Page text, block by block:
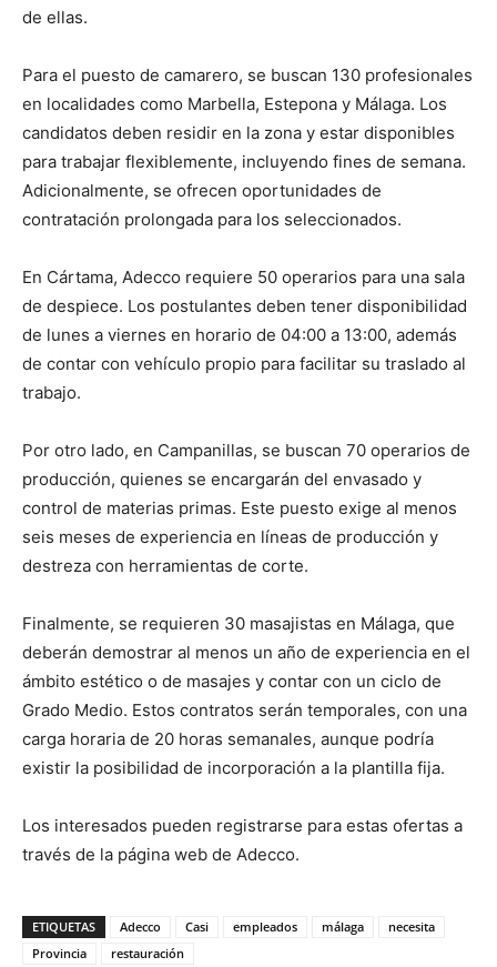
de ellas.
Para el puesto de camarero, se buscan 130 profesionales
en localidades como Marbella, Estepona y Málaga. Los
candidatos deben residir en la zona y estar disponibles
para trabajar flexiblemente, incluyendo fines de semana.
Adicionalmente, se ofrecen oportunidades de
contratación prolongada para los seleccionados.
En Cártama, Adecco requiere 50 operarios para una sala
de despiece. Los postulantes deben tener disponibilidad
de lunes a viernes en horario de 04:00 a 13:00, además
de contar con vehículo propio para facilitar su traslado al
trabajo.
Por otro lado, en Campanillas, se buscan 70 operarios de
producción, quienes se encargarán del envasado y
control de materias primas. Este puesto exige al menos
seis meses de experiencia en líneas de producción y
destreza con herramientas de corte.
Finalmente, se requieren 30 masajistas en Málaga, que
deberán demostrar al menos un año de experiencia en el
ámbito estético o de masajes y contar con un ciclo de
Grado Medio. Estos contratos serán temporales, con una
carga horaria de 20 horas semanales, aunque podría
existir la posibilidad de incorporación a la plantilla fija.
Los interesados pueden registrarse para estas ofertas a
través de la página web de Adecco.
ETIQUETAS Adecco Casi empleados málaga
necesita
Provincia
restauración